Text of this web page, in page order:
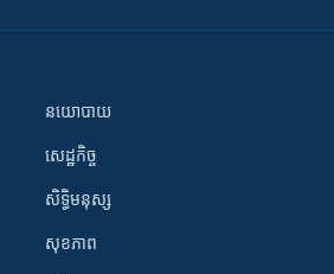
នយោបាយ
សេដ្ឋកិច្ច
សិទ្ធិមនុស្ស
សុខភាព